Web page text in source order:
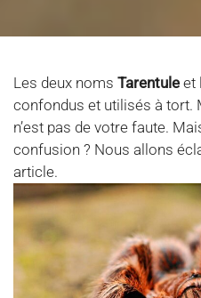
Les deux noms Tarentule et
confondus et utilisés à tort.
n’est pas de votre faute.
confusion ? Nous allons
article.